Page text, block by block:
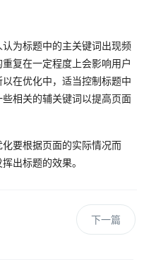
为标题中的主关键词出现频
复在一定程度上会影响用户
在优化中，适当控制标题中
相关的辅关键词以提高页面
要根据页面的实际情况而
出标题的效果。
下一篇